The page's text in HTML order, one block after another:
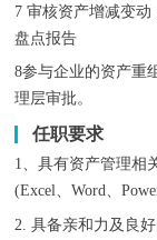
7 审核资产增减变
盘点报告
8参与企业的资产重
理层审批。
任职要求
1、具有资产管理相
(Excel、Word、
2. 具备亲和力及良